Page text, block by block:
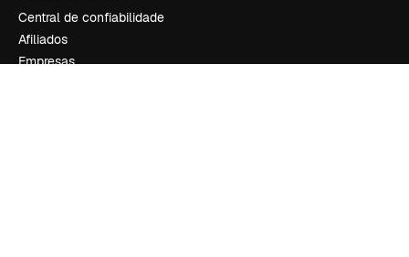
Central de confiabilidade
Afiliados
Empresas